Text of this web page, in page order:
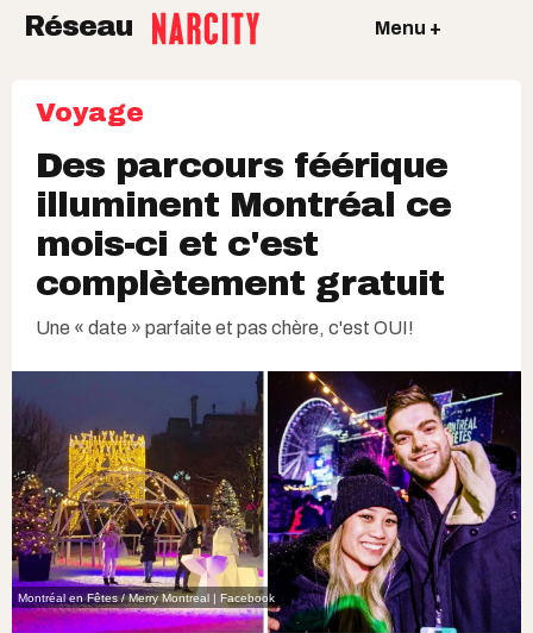
Réseau Menu +
Voyage
Des parcours féérique
illuminent Montréal ce
mois-ci et c'est
complètement gratuit
Une « date » parfaite et pas chère, c'est OUI!
Montréal en Fêtes / Merry Montreal | Facebook